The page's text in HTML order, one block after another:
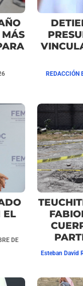
MÁS
REDACCIÓN
EL
DE
Esteban David